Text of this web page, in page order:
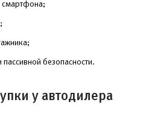
смартфона;
безопасности.
у автодилера